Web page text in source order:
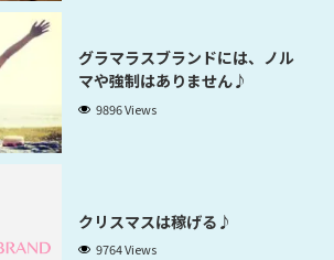
グラマラスブランドには、ノル
マや強制はありません♪
9896 Views
クリスマスは稼げる♪
9764 Views